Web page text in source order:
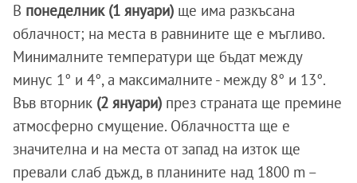
В понеделник (1 януари) ще има разкъсана
облачност; на места в равнините ще е мъгливо.
Минималните температури ще бъдат между
минус 1° и 4°, а максималните - между 8° и 13°.
Във вторник (2 януари) през страната ще премине
атмосферно смущение. Облачността ще е
значителна и на места от запад на изток ще
превали слаб дъжд, в планините над 1800 m –